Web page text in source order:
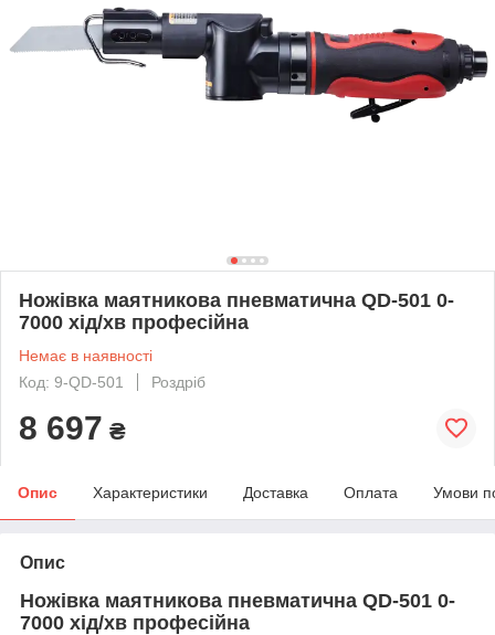
Ножівка маятникова пневматична QD-501 0-
7000 хід/хв професійна
Немає в наявності
Код: 9-QD-501
Роздріб
8 697 ₴
Опис Характеристики Доставка Оплата Умови
Опис
Ножівка маятникова пневматична QD-501 0-
7000 хід/хв професійна